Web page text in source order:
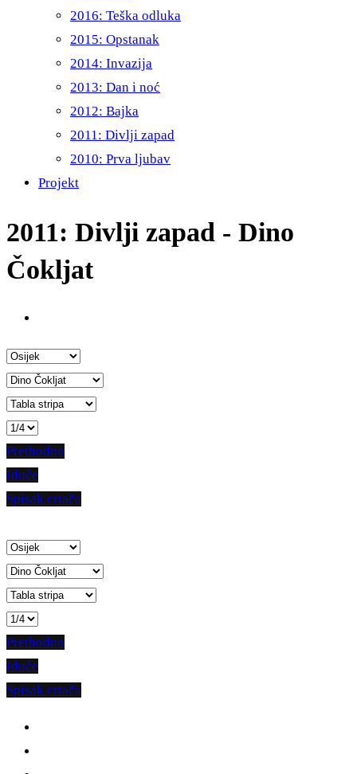
2016: Teška odluka
2015: Opstanak
2014: Invazija
2013: Dan i noć
2012: Bajka
2011: Divlji zapad
2010: Prva ljubav
Projekt
2011: Divlji zapad - Dino
Čokljat
Prethodno
Iduće
Spisak crtača
Prethodno
Iduće
Spisak crtača